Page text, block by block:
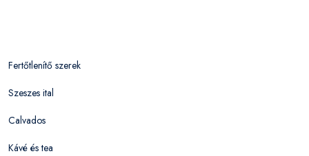
Fertőtlenítő szerek
Szeszes ital
Calvados
Kávé és tea